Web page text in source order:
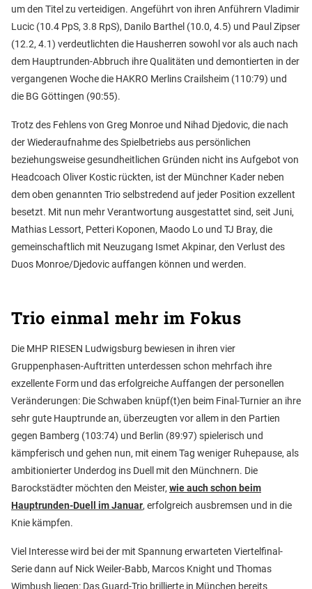
um den Titel zu verteidigen. Angeführt von ihren Anführern Vladimir
Lucic (10.4 PpS, 3.8 RpS), Danilo Barthel (10.0, 4.5) und Paul Zipser
(12.2, 4.1) verdeutlichten die Hausherren sowohl vor als auch nach
dem Hauptrunden-Abbruch ihre Qualitäten und demontierten in der
vergangenen Woche die HAKRO Merlins Crailsheim (110:79) und
die BG Göttingen (90:55).
Trotz des Fehlens von Greg Monroe und Nihad Djedovic, die nach
der Wiederaufnahme des Spielbetriebs aus persönlichen
beziehungsweise gesundheitlichen Gründen nicht ins Aufgebot von
Headcoach Oliver Kostic rückten, ist der Münchner Kader neben
dem oben genannten Trio selbstredend auf jeder Position exzellent
besetzt. Mit nun mehr Verantwortung ausgestattet sind, seit Juni,
Mathias Lessort, Petteri Koponen, Maodo Lo und TJ Bray, die
gemeinschaftlich mit Neuzugang Ismet Akpinar, den Verlust des
Duos Monroe/Djedovic auffangen können und werden.
Trio einmal mehr im Fokus
Die MHP RIESEN Ludwigsburg bewiesen in ihren vier
Gruppenphasen-Auftritten unterdessen schon mehrfach ihre
exzellente Form und das erfolgreiche Auffangen der personellen
Veränderungen: Die Schwaben knüpf(t)en beim Final-Turnier an ihre
sehr gute Hauptrunde an, überzeugten vor allem in den Partien
gegen Bamberg (103:74) und Berlin (89:97) spielerisch und
kämpferisch und gehen nun, mit einem Tag weniger Ruhepause, als
ambitionierter Underdog ins Duell mit den Münchnern. Die
Barockstädter möchten den Meister, wie auch schon beim
Hauptrunden-Duell im Januar, erfolgreich ausbremsen und in die
Knie kämpfen.
Viel Interesse wird bei der mit Spannung erwarteten Viertelfinal-
Serie dann auf Nick Weiler-Babb, Marcos Knight und Thomas
Wimbush liegen: Das Guard-Trio brillierte in München bereits